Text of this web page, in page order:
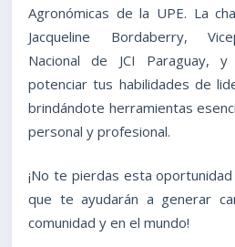
Agronómicas de la UPE. La
Jacqueline Bordaberry,
Nacional de JCI Paraguay,
potenciar tus habilidades de
brindándote herramientas
personal y profesional.
¡No te pierdas esta oportunidad
que te ayudarán a generar
comunidad y en el mundo!